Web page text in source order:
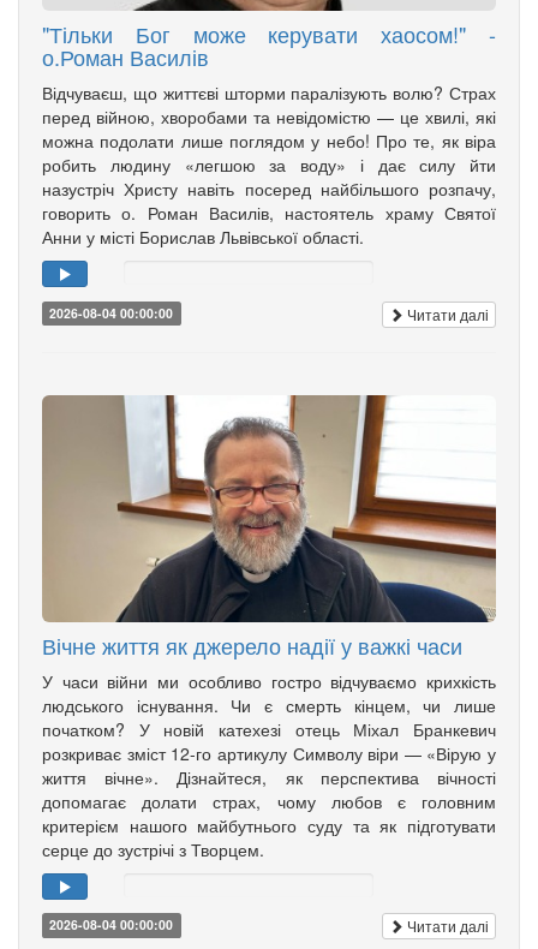
"Тільки Бог може керувати хаосом!" -
о.Роман Василів
Відчуваєш, що життєві шторми паралізують волю? Страх
перед війною, хворобами та невідомістю — це хвилі, які
можна подолати лише поглядом у небо! Про те, як віра
робить людину «легшою за воду» і дає силу йти
назустріч Христу навіть посеред найбільшого розпачу,
говорить о. Роман Василів, настоятель храму Святої
Анни у місті Борислав Львівської області.
2026-08-04 00:00:00 Читати далі
Вічне життя як джерело надії у важкі часи
У часи війни ми особливо гостро відчуваємо крихкість
людського існування. Чи є смерть кінцем, чи лише
початком? У новій катехезі отець Міхал Бранкевич
розкриває зміст 12-го артикулу Символу віри — «Вірую у
життя вічне». Дізнайтеся, як перспектива вічності
допомагає долати страх, чому любов є головним
критерієм нашого майбутнього суду та як підготувати
серце до зустрічі з Творцем.
2026-08-04 00:00:00 Читати далі